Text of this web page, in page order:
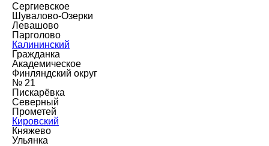
Сергиевское
Шувалово-Озерки
Левашово
Парголово
Калининский
Гражданка
Академическое
Финляндский округ
№ 21
Пискарёвка
Северный
Прометей
Кировский
Княжево
Ульянка